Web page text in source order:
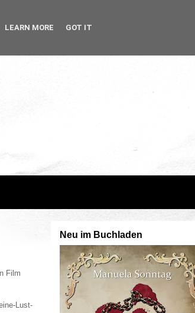
Film
Lust-
Neu im Buchladen
LEARN MORE GOT IT